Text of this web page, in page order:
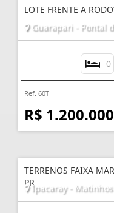
LOTE FRENTE A
Guarapari - Pontal
0
Ref. 60T
R$
TERRENOS FAIXA
PRIpacaray - Matinhos